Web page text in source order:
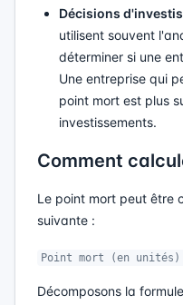
Décisions
utilisent souvent
déterminer si une
Une entreprise qui
point mort est plus
investissements.
Comment
Le point mort peut être
suivante :
Point mort (en
Décomposons la